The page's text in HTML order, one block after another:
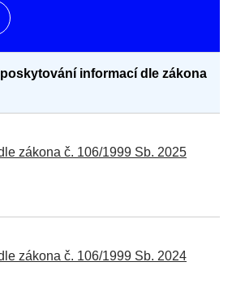
informací dle zákona
zákona č. 106/1999 Sb. 2025
zákona č. 106/1999 Sb. 2024